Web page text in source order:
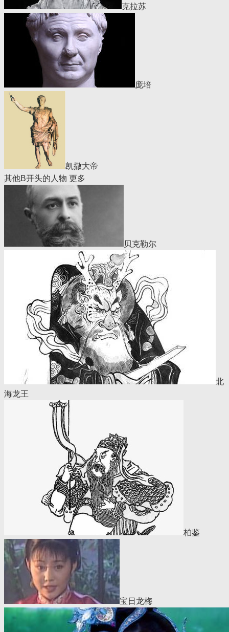
克拉苏
庞培
凯撒大帝
其他B开头的人物 更多
贝克勒尔
北
海龙王
柏鉴
宝日龙梅